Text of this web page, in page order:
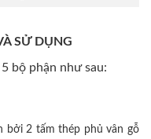
SỬ DỤNG
bộ phận như sau:
bởi 2 tấm thép phủ vân gỗ